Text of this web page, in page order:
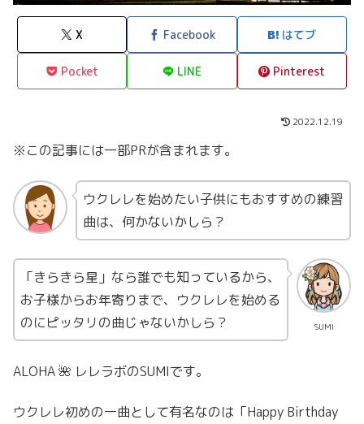
X Facebook はてブ
Pocket LINE Pinterest
2022.12.19
※この記事には一部PRが含まれます。
ウクレレを始めたい子供にもおすすめの練習
曲は、何かないかしら？
SUMI
「きらきら星」なら誰でも知っているから、
お子様からお年寄りまで、ウクレレを始める
のにピッタリの曲じゃないかしら？
ALOHA 🌺 レレラボのSUMIです。
ウクレレ初めの一曲として有名なのは「Happy Birthday